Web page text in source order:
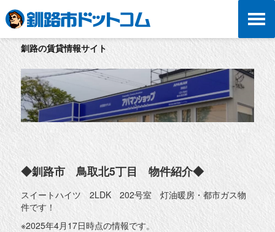
釧路の賃貸情報サイト
◆釧路市 鳥取北5丁目 物件紹介◆
スイートハイツ 2LDK 202号室 灯油暖房・都市ガス物
件です！
※2025年4月17日時点の情報です。